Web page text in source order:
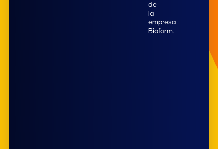
de
la
empresa
Biofarm.